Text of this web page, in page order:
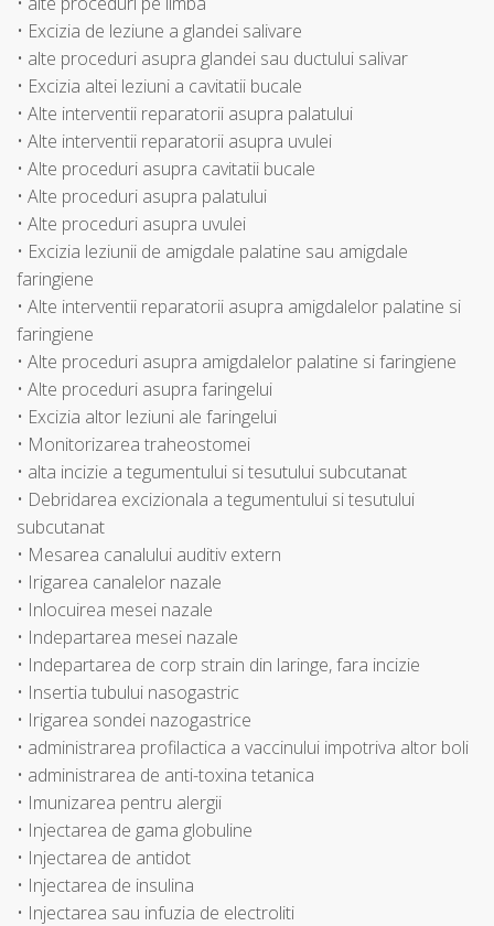
• Excizia de leziune a glandei salivare
• alte proceduri asupra glandei sau ductului salivar
• Excizia altei leziuni a cavitatii bucale
• Alte interventii reparatorii asupra palatului
• Alte interventii reparatorii asupra uvulei
• Alte proceduri asupra cavitatii bucale
• Alte proceduri asupra palatului
• Alte proceduri asupra uvulei
• Excizia leziunii de amigdale palatine sau amigdale
faringiene
• Alte interventii reparatorii asupra amigdalelor palatine si
faringiene
• Alte proceduri asupra amigdalelor palatine si faringiene
• Alte proceduri asupra faringelui
• Excizia altor leziuni ale faringelui
• Monitorizarea traheostomei
• alta incizie a tegumentului si tesutului subcutanat
• Debridarea excizionala a tegumentului si tesutului
subcutanat
• Mesarea canalului auditiv extern
• Irigarea canalelor nazale
• Inlocuirea mesei nazale
• Indepartarea mesei nazale
• Indepartarea de corp strain din laringe, fara incizie
• Insertia tubului nasogastric
• Irigarea sondei nazogastrice
• administrarea profilactica a vaccinului impotriva altor boli
• administrarea de anti-toxina tetanica
• Imunizarea pentru alergii
• Injectarea de gama globuline
• Injectarea de antidot
• Injectarea de insulina
• Injectarea sau infuzia de electroliti